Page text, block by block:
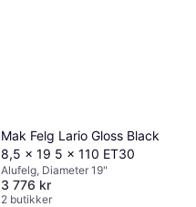
Mak Felg Lario Gloss Black
8,5 x 19 5 x 110 ET30
Alufelg, Diameter 19"
3 776 kr
2 butikker